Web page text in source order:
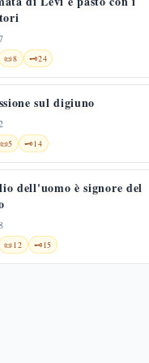
📜8 🗝️24
sul digiuno
📜5 🗝️14
dell'uomo è signore del
📜12 🗝️15